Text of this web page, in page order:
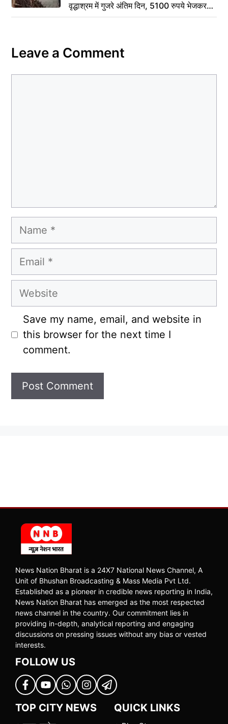
वृद्धाश्रम में गुजरे अंतिम दिन, 5100 रुपये भेजकर
कहा– अंतिम संस्कार कर दीजिए हम नहीं आ पाएंगे
Leave a Comment
Name
Email
Website
Save my name, email, and website in
this browser for the next time I
comment.
News Nation Bharat is a 24X7 National News Channel, A
Unit of Bhushan Broadcasting & Mass Media Pvt Ltd.
Established as a pioneer in credible news reporting in India,
News Nation Bharat has emerged as the most respected
news channel in the country. Our commitment lies in
providing in-depth, analytical reporting and engaging
discussions on pressing issues without any bias or vested
interests.
FOLLOW US
TOP CITY NEWS QUICK LINKS